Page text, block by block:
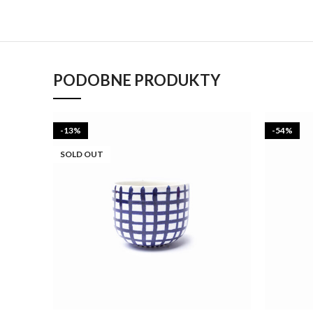
PODOBNE PRODUKTY
-13%
SOLD OUT
-54%